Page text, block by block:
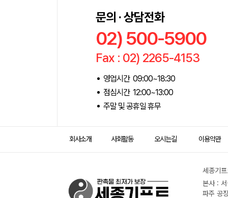
문의 · 상담전화
02) 500-5900
Fax : 02) 2265-4153
영업시간 09:00~18:30
점심시간 12:00~13:00
주말 및 공휴일 휴무
회사소개 사회활동 오시는길 이용약관
세종기
본사 :
파주 공